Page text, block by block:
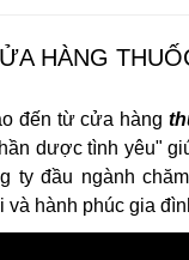
HÀNG
đến từ cửa hàng
dược tình yêu"
ty đầu ngành
và hành phúc gia